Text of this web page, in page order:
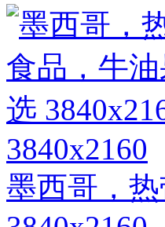
3840x2160
墨西哥，